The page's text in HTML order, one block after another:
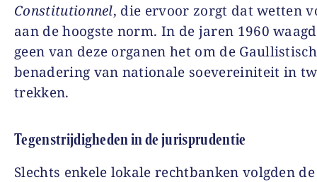
Constitutionnel, die ervoor zorgt dat wetten
aan de hoogste norm. In de jaren 1960
geen van deze organen het om de
benadering van nationale soevereiniteit in
trekken.
Tegenstrijdigheden in de jurisprudentie
Slechts enkele lokale rechtbanken volgden de